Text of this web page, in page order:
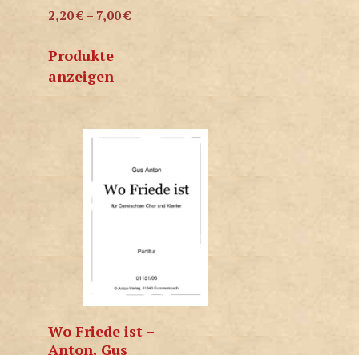
2,20€ – 7,00€
Produkte
anzeigen
Wo Friede ist –
Anton, Gus